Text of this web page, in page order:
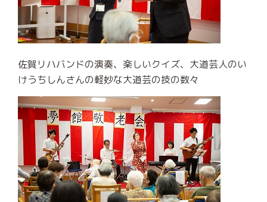
佐賀リハバンドの演奏、楽しいクイズ、大道芸人のい
けうちしんさんの軽妙な大道芸の技の数々